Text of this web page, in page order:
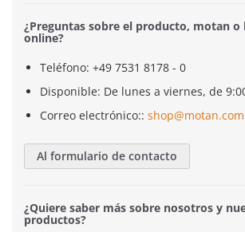
¿Preguntas sobre el producto, motan o
online?
Teléfono: +49 7531 8178 - 0
Disponible: De lunes a viernes, de
Correo electrónico:: shop@motan.com
Al formulario de contacto
¿Quiere saber más sobre nosotros y
productos?